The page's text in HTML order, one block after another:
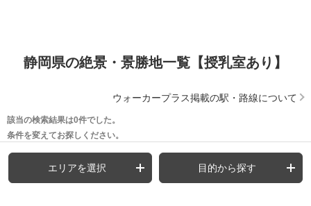
静岡県の絶景・景勝地一覧【授乳室あり】
ウォーカープラス掲載の駅・路線について
該当の検索結果は0件でした。
条件を変えてお探しください。
エリアを選択 目的から探す